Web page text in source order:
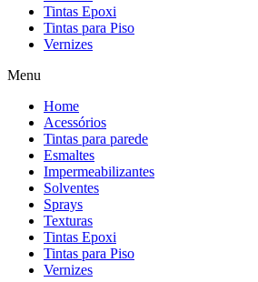
Tintas Epoxi
Tintas para Piso
Vernizes
Menu
Home
Acessórios
Tintas para parede
Esmaltes
Impermeabilizantes
Solventes
Sprays
Texturas
Tintas Epoxi
Tintas para Piso
Vernizes